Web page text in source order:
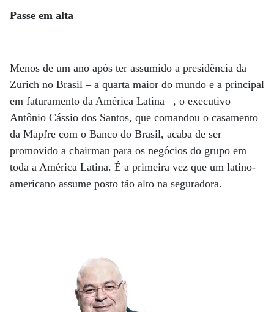
Passe em alta
Menos de um ano após ter assumido a presidência da
Zurich no Brasil – a quarta maior do mundo e a principal
em faturamento da América Latina –, o executivo
Antônio Cássio dos Santos, que comandou o casamento
da Mapfre com o Banco do Brasil, acaba de ser
promovido a chairman para os negócios do grupo em
toda a América Latina. É a primeira vez que um latino-
americano assume posto tão alto na seguradora.